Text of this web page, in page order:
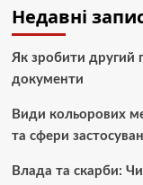
Недавні
Як зробити другий
документи
Види кольорових
та сфери
Влада та скарби: